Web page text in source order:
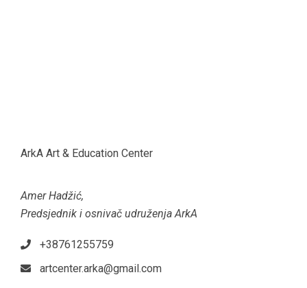
ArkA Art & Education Center
Amer Hadžić,
Predsjednik i osnivač udruženja ArkA
+38761255759
artcenter.arka@gmail.com